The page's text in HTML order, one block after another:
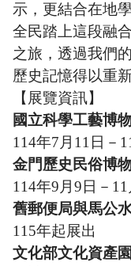
示，更結合在地
全民踏上這段融
之旅， 透過我們
歷史記憶得以重新
【展覽資訊】
國立科學工藝博
114年7月11日－
金門歷史民俗博
114年9月9日－11
舊郵便局與馬公
115年起展出
文化部文化資產